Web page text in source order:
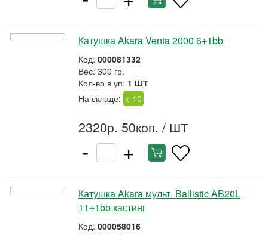
Катушка Akara Venta 2000 6+1bb
Код: 000081332
Вес: 300 гр.
Кол-во в уп: 1 ШТ
На складе: < 10
2320р. 50коп. / ШТ
- +
Катушка Akara мульт. Ballistic AB20L
11+1bb кастинг
Код: 000058016